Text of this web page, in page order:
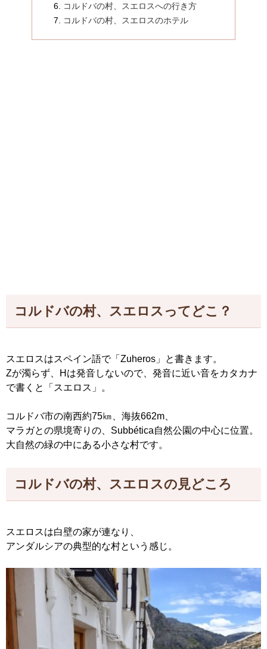
コルドバの村、スエロスへの行き方
コルドバの村、スエロスのホテル
コルドバの村、スエロスってどこ？
スエロスはスペイン語で「Zuheros」と書きます。
Zが濁らず、Hは発音しないので、発音に近い音をカタカナ
で書くと「スエロス」。
コルドバ市の南西約75㎞、海抜662m、
マラガとの県境寄りの、Subbética自然公園の中心に位置。
大自然の緑の中にある小さな村です。
コルドバの村、スエロスの見どころ
スエロスは白壁の家が連なり、
アンダルシアの典型的な村という感じ。